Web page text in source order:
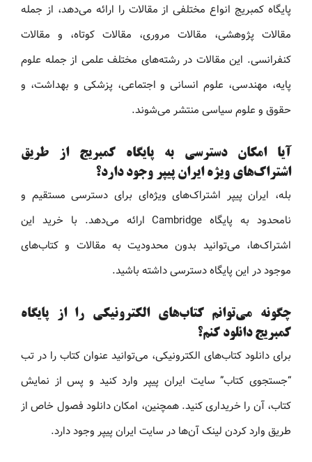
پایگاه کمبریج انواع مختلفی از مقالات را ارائه می‌دهد، از جمله
مقالات پژوهشی، مقالات مروری، مقالات کوتاه، و مقالات
کنفرانسی. این مقالات در رشته‌های مختلف علمی از جمله علوم
پایه، مهندسی، علوم انسانی و اجتماعی، پزشکی و بهداشت، و
حقوق و علوم سیاسی منتشر می‌شوند.
آیا امکان دسترسی به پایگاه کمبریج از طریق
اشتراک‌های ویژه ایران پیپر وجود دارد؟
بله، ایران پیپر اشتراک‌های ویژه‌ای برای دسترسی مستقیم و
نامحدود به پایگاه Cambridge ارائه می‌دهد. با خرید این
اشتراک‌ها، می‌توانید بدون محدودیت به مقالات و کتاب‌های
موجود در این پایگاه دسترسی داشته باشید.
چگونه می‌توانم کتاب‌های الکترونیکی را از پایگاه
کمبریج دانلود کنم؟
برای دانلود کتاب‌های الکترونیکی، می‌توانید عنوان کتاب را در تب
“جستجوی کتاب” سایت ایران پیپر وارد کنید و پس از نمایش
کتاب، آن را خریداری کنید. همچنین، امکان دانلود فصول خاص از
طریق وارد کردن لینک آن‌ها در سایت ایران پیپر وجود دارد.